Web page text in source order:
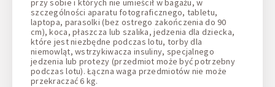
szczególności aparatu fotograficznego, tabletu,
laptopa, parasolki (bez ostrego zakończenia do 90
cm), koca, płaszcza lub szalika, jedzenia dla dziecka,
które jest niezbędne podczas lotu, torby dla
niemowląt, wstrzykiwacza insuliny, specjalnego
jedzenia lub protezy (przedmiot może być potrzebny
podczas lotu). Łączna waga przedmiotów nie może
przekraczać 6 kg.